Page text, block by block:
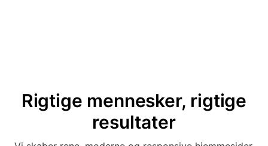
Rigtige mennesker, rigtige
resultater